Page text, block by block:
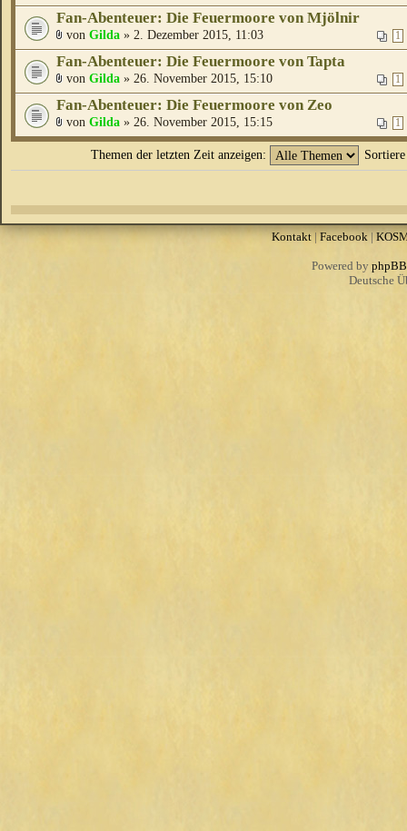
Fan-Abenteuer: Die Feuermoore von Mjölnir
1
von Gilda » 2. Dezember 2015, 11:03
Fan-Abenteuer: Die Feuermoore von Tapta
1
von Gilda » 26. November 2015, 15:10
Fan-Abenteuer: Die Feuermoore von Zeo
1
von Gilda » 26. November 2015, 15:15
Themen der letzten Zeit anzeigen:
Kontakt| Facebook|
Powered by phpBB
Deutsche